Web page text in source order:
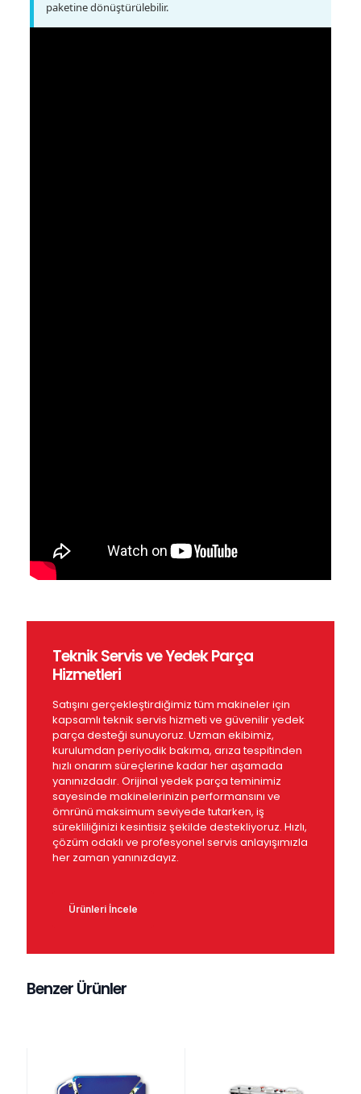
paketine dönüştürülebilir.
Teknik Servis ve Yedek Parça
Hizmetleri
Satışını gerçekleştirdiğimiz tüm makineler için
kapsamlı teknik servis hizmeti ve güvenilir yedek
parça desteği sunuyoruz. Uzman ekibimiz,
kurulumdan periyodik bakıma, arıza tespitinden
hızlı onarım süreçlerine kadar her aşamada
yanınızdadır. Orijinal yedek parça teminimiz
sayesinde makinelerinizin performansını ve
ömrünü maksimum seviyede tutarken, iş
sürekliliğinizi kesintisiz şekilde destekliyoruz. Hızlı,
çözüm odaklı ve profesyonel servis anlayışımızla
her zaman yanınızdayız.
Ürünleri İncele
Benzer Ürünler